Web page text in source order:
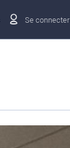
Se connecter